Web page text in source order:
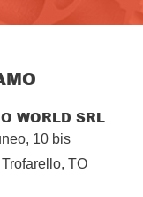
WORLD SRL
10 bis
TO